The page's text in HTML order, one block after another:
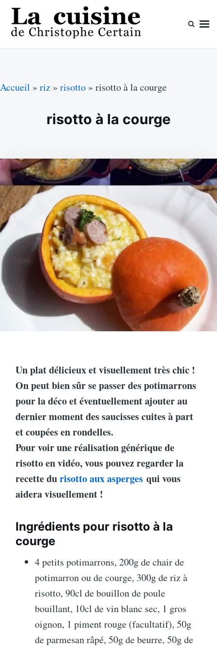
Skip
content
Search
for:
Accueil » riz » risotto » risotto à la courge
risotto à la courge
Un plat délicieux et visuellement très chic !
On peut bien sûr se passer des potimarrons
pour la déco et éventuellement ajouter au
dernier moment des saucisses cuites à part
et coupées en rondelles.
Pour voir une réalisation générique de
risotto en vidéo, vous pouvez regarder la
recette durisotto aux asperges qui vous
aidera visuellement !
Ingrédients pour risotto à la
courge
4 petits potimarrons, 200g de chair de
potimarron ou de courge, 300g de riz à
risotto, 90cl de bouillon de poule
bouillant, 10cl de vin blanc sec, 1 gros
oignon, 1 piment rouge (facultatif), 50g
de parmesan râpé, 50g de beurre, 50g de